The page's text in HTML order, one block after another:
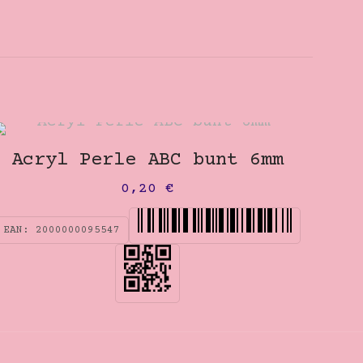
Acryl Perle ABC bunt 6mm
0,20 €
EAN: 2000000095547